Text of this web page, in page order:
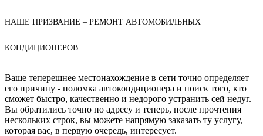
НАШЕ ПРИЗВАНИЕ – РЕМОНТ АВТОМОБИЛЬНЫХ
КОНДИЦИОНЕРОВ.
Ваше теперешнее местонахождение в сети точно определяет
его причину - поломка автокондиционера и поиск того, кто
сможет быстро, качественно и недорого устранить сей недуг.
Вы обратились точно по адресу и теперь, после прочтения
нескольких строк, вы можете напрямую заказать ту услугу,
которая вас, в первую очередь, интересует.